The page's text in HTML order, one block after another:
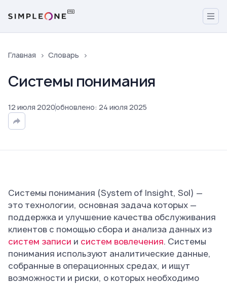
Главная Словарь
Системы понимания
12 июля 2020обновлено: 24 июля 2025
Системы понимания (System of Insight, SoI) —
это технологии, основная задача которых —
поддержка и улучшение качества обслуживания
клиентов с помощью сбора и анализа данных из
систем записи и систем вовлечения. Системы
понимания используют аналитические данные,
собранные в операционных средах, и ищут
возможности и риски, о которых необходимо